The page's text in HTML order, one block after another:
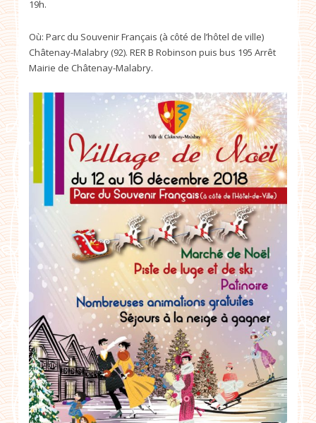
19h.
Où: Parc du Souvenir Français (à côté de l’hôtel de ville)
Châtenay-Malabry (92). RER B Robinson puis bus 195 Arrêt
Mairie de Châtenay-Malabry.